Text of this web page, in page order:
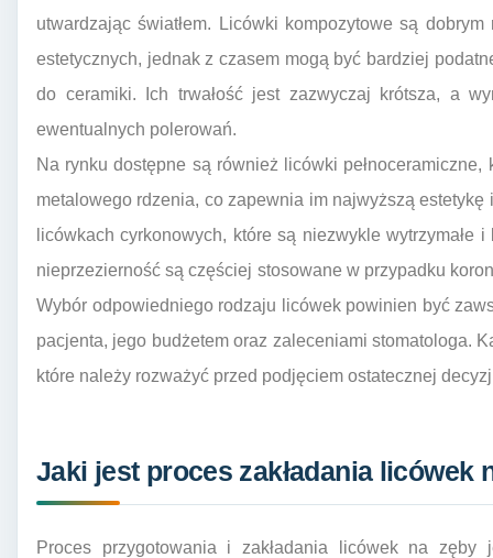
utwardzając światłem. Licówki kompozytowe są
estetycznych, jednak z czasem mogą być bardziej
do ceramiki. Ich trwałość jest zazwyczaj krótsza, a
ewentualnych polerowań.
Na rynku dostępne są również licówki
metalowego rdzenia, co zapewnia im najwyższą
licówkach cyrkonowych, które są niezwykle
nieprzezierność są częściej stosowane w przypadku
Wybór odpowiedniego rodzaju licówek powinien być
pacjenta, jego budżetem oraz zaleceniami stomatologa.
które należy rozważyć przed podjęciem ostatecznej
Jaki jest proces zakładania licówek
Proces przygotowania i zakładania licówek na zęby